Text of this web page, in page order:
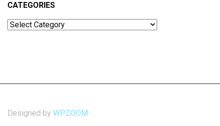
CATEGORIES
Categories
Designed by WPZOOM